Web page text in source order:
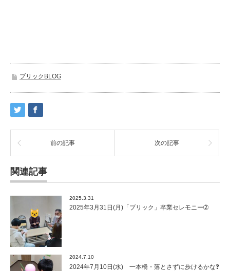
ブリックBLOG
前の記事 次の記事
関連記事
2025.3.31
2025年3月31日(月)「ブリック」卒業セレモニー➁
2024.7.10
2024年7月10日(水) 一本橋・落とさずに歩けるかな❓